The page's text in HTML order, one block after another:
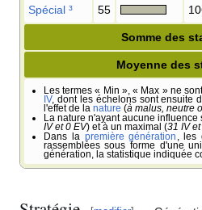
Spécial ³ 55
Somme des
Moyenne des
Les termes « Min », « Max » ne
IV, dont les échelons sont ensuite
l'effet de la nature (à malus, neutre
La nature n'ayant aucune
IV et 0 EV) et à un maximal (31 IV
Dans la première génération
,
rassemblées sous forme d'une
génération, la statistique indiquée